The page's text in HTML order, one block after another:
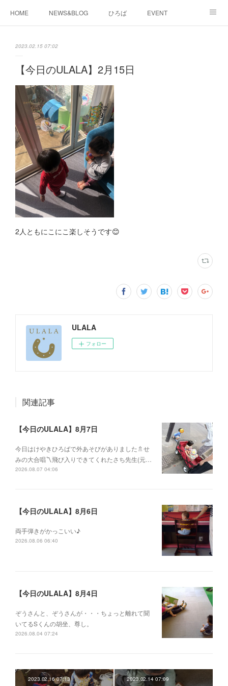
HOME NEWS&BLOG ひろば EVENT
2023.02.15 07:02
【今日のULALA】2月15日
2人ともにこにこ楽しそうです😊
ULALA
フォロー
関連記事
【今日のULALA】8月7日
今日はけやきひろばで外あそびがありました🚿せ
みの大合唱〽飛び入りできてくれたさち先生(元…
2026.08.07 04:06
【今日のULALA】8月6日
両手弾きがかっこいい♪
2026.08.06 06:40
【今日のULALA】8月4日
ぞうさんと、ぞうさんが・・・ちょっと離れて聞
いてるSくんの胡坐、尊し。
2026.08.04 07:24
2023.02.16 07:13 2023.02.14 07:09